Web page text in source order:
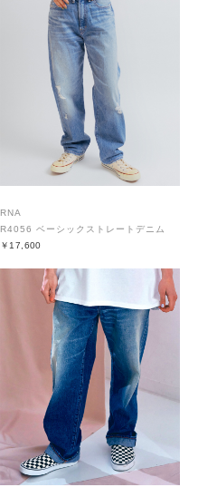
RNA
R4056 ベーシックストレートデニム
￥17,600